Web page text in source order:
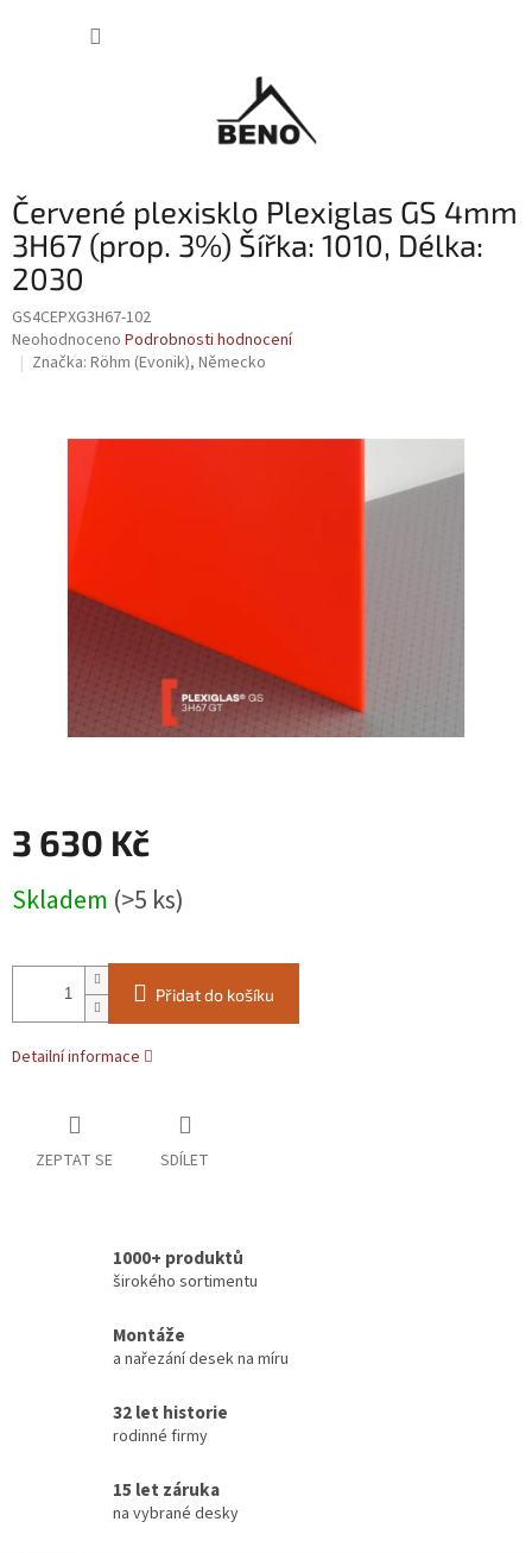
Červené plexisklo Plexiglas GS 4mm
3H67 (prop. 3%) Šířka: 1010, Délka:
2030
GS4CEPXG3H67-102
Průměrné
hodnocení
hvězdiček.
Neohodnoceno Podrobnosti hodnocení
Značka: Röhm (Evonik), Německo
3 630 Kč
cena:
Skladem (>5 ks)
Přidat do košíku
Detailní informace
ZEPTAT SE SDÍLET
1000+ produktů
širokého sortimentu
Montáže
a nařezání desek na míru
32 let historie
rodinné firmy
15 let záruka
na vybrané desky